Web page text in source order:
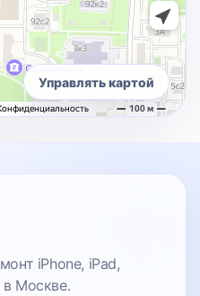
Управлять картой
iPhone, iPad,
в Москве.